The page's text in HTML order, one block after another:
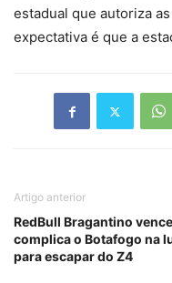
estadual que autoriza
expectativa é que a
Artigo anterior
RedBull Bragantino
complica o Botafogo na
para escapar do Z4